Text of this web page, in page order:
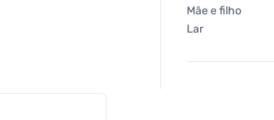
Mãe e filho
Lar